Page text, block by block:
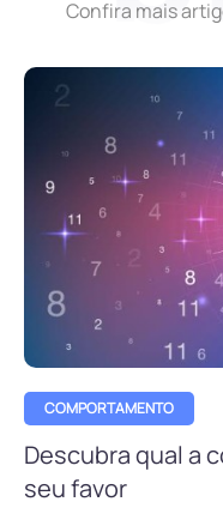
Confira mais
COMPORTAMENTO
Descubra qual a
seu favor